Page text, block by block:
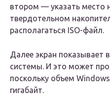
втором — указать место
твердотельном
располагаться ISO-файл.
Далее экран показывает
системы. И это может
поскольку объем
гигабайт.